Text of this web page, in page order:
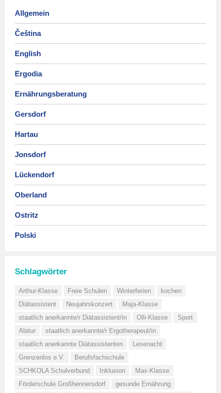
Allgemein
Čeština
English
Ergodia
Ernährungsberatung
Gersdorf
Hartau
Jonsdorf
Lückendorf
Oberland
Ostritz
Polski
Schlagwörter
Arthur-Klasse Freie Schulen Winterferien
kochen
Diätassistent
Neujahrskonzert
Maja-Klasse
staatlich anerkannte/r Diätassistent/in
Olli-Klasse
Sport
Abitur
staatlich anerkannte/r Ergotherapeut/in
staatlich anerkannte Diätassistenten
Lesenacht
Grenzenlos e.V.
Berufsfachschule
SCHKOLA Schulverbund
Inklusion
Max-Klasse
Förderschule Großhennersdorf
gesunde Ernährung